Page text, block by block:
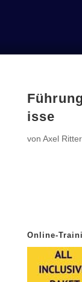
isse
von Axel
Online-